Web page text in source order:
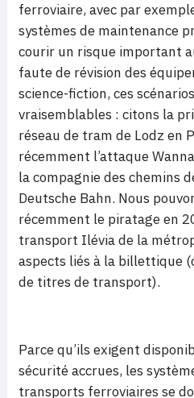
ferroviaire, avec par
systèmes de maintenance
courir un risque important
faute de révision des
science-fiction, ces
vraisemblables : citons la
réseau de tram de Lodz en
récemment l’attaque
la compagnie des chemins
Deutsche Bahn. Nous
récemment le piratage en
transport Ilévia de la
aspects liés à la billettique
de titres de transport).
Parce qu’ils exigent
sécurité accrues, les
transports ferroviaires se